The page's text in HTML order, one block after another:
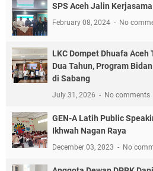
SPS Aceh Jalin
February 08, 2024 No
LKC Dompet Dhuafa
Dua Tahun, Program
di Sabang
July 31, 2026 No comments
GEN-A Latih Public
Ikhwah Nagan Raya
December 03, 2023 No